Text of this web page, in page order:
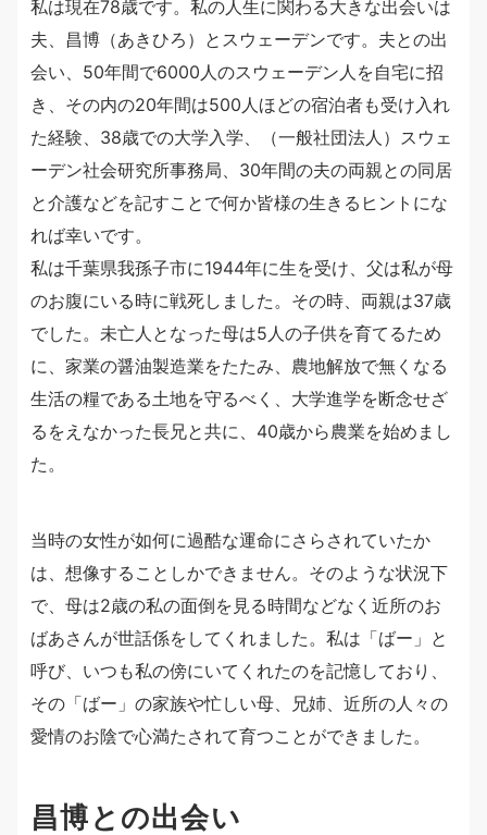
私は現在78歳です。私の人生に関わる大きな出会いは
夫、昌博（あきひろ）とスウェーデンです。夫との出
会い、50年間で6000人のスウェーデン人を自宅に招
き、その内の20年間は500人ほどの宿泊者も受け入れ
た経験、38歳での大学入学、（一般社団法人）スウェ
ーデン社会研究所事務局、30年間の夫の両親との同居
と介護などを記すことで何か皆様の生きるヒントにな
れば幸いです。
私は千葉県我孫子市に1944年に生を受け、父は私が母
のお腹にいる時に戦死しました。その時、両親は37歳
でした。未亡人となった母は5人の子供を育てるため
に、家業の醤油製造業をたたみ、農地解放で無くなる
生活の糧である土地を守るべく、大学進学を断念せざ
るをえなかった長兄と共に、40歳から農業を始めまし
た。
当時の女性が如何に過酷な運命にさらされていたか
は、想像することしかできません。そのような状況下
で、母は2歳の私の面倒を見る時間などなく近所のお
ばあさんが世話係をしてくれました。私は「ばー」と
呼び、いつも私の傍にいてくれたのを記憶しており、
その「ばー」の家族や忙しい母、兄姉、近所の人々の
愛情のお陰で心満たされて育つことができました。
昌博との出会い